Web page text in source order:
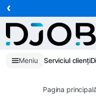
Treci la navigare
Treci la conținut
‹
Meniu Serviciul clienți
Pagina